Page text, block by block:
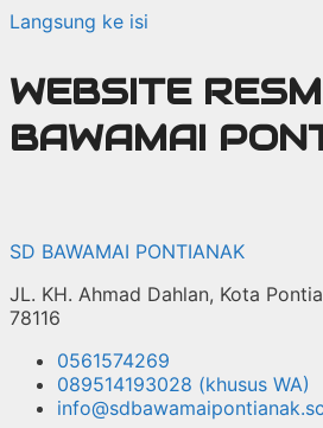
Langsung ke isi
WEBSITE
BAWAMAI
SD BAWAMAI PONTIANAK
JL. KH. Ahmad Dahlan, Kota
78116
0561574269
089514193028 (khusus WA)